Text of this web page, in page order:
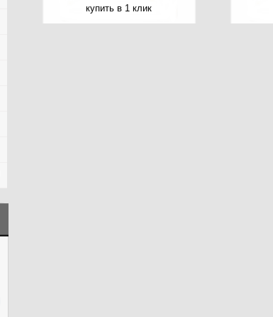
купить в 1 клик